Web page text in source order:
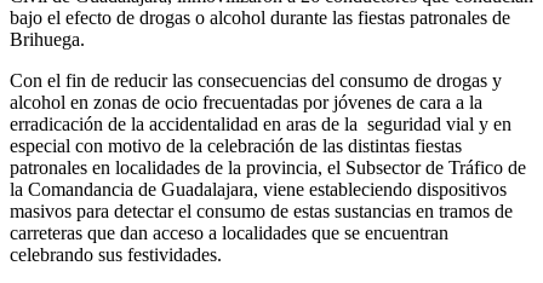
bajo el efecto de drogas o alcohol durante las fiestas patronales de
Brihuega.
Con el fin de reducir las consecuencias del consumo de drogas y
alcohol en zonas de ocio frecuentadas por jóvenes de cara a la
erradicación de la accidentalidad en aras de la seguridad vial y en
especial con motivo de la celebración de las distintas fiestas
patronales en localidades de la provincia, el Subsector de Tráfico de
la Comandancia de Guadalajara, viene estableciendo dispositivos
masivos para detectar el consumo de estas sustancias en tramos de
carreteras que dan acceso a localidades que se encuentran
celebrando sus festividades.